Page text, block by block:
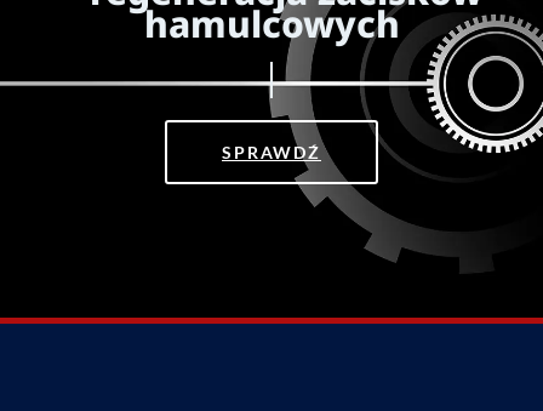
hamulcowych
SPRAWDŹ